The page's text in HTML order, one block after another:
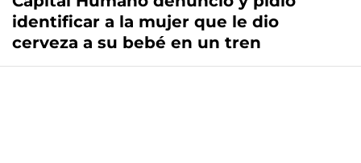
identificar a la mujer que le dio
cerveza a su bebé en un tren